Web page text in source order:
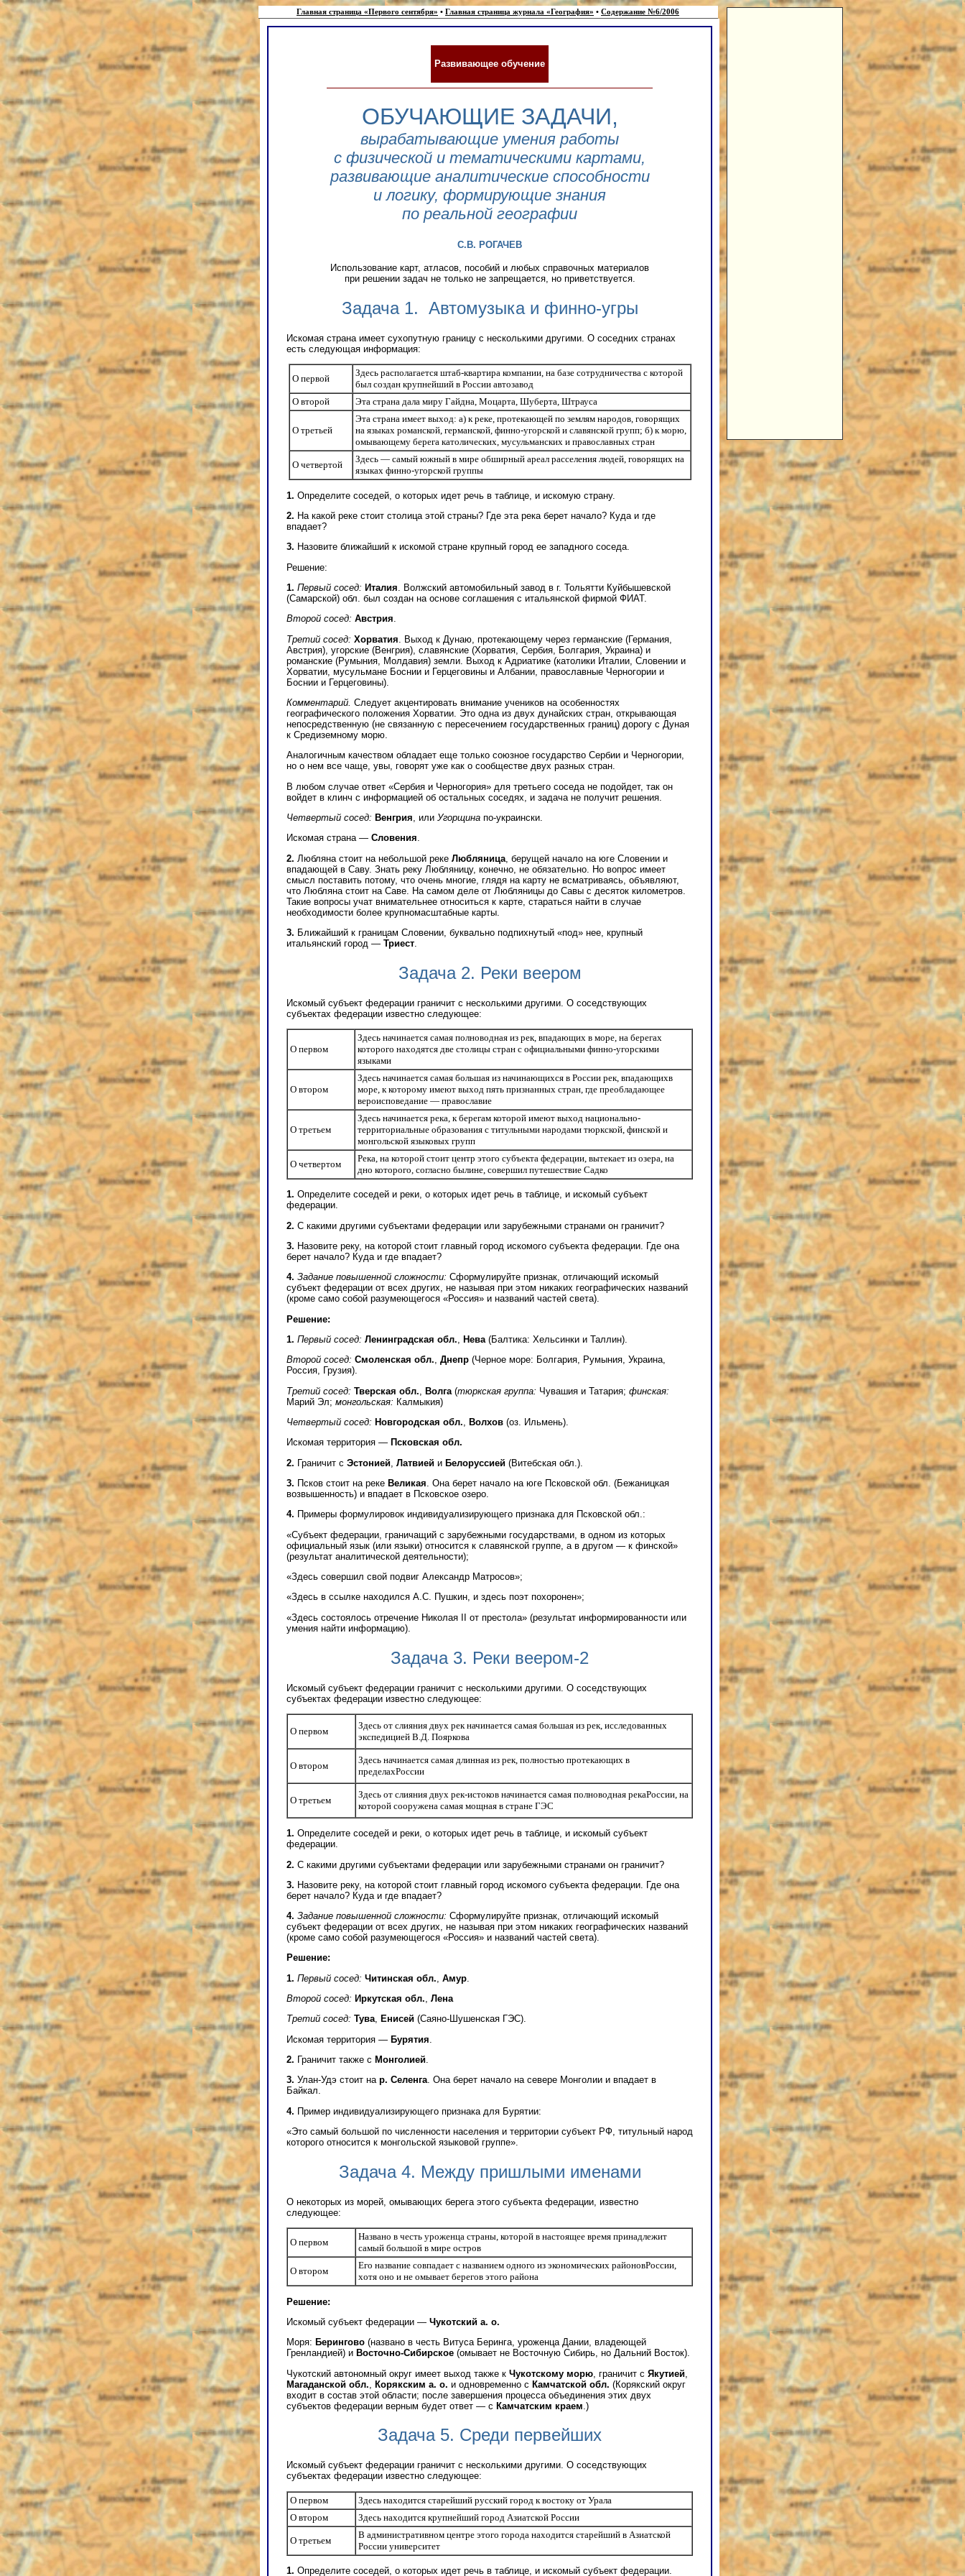
Главная страница «Первого сентября» • Главная страница журнала «География» • Содержание №6/2006
Развивающее обучение
ОБУЧАЮЩИЕ ЗАДАЧИ,
вырабатывающие умения работы
с физической и тематическими картами,
развивающие аналитические способности
и логику, формирующие знания
по реальной географии
С.В. РОГАЧЕВ
Использование карт, атласов, пособий и любых справочных материалов
при решении задач не только не запрещается, но приветствуется.
Задача 1. Автомузыка и финно-угры
Искомая страна имеет сухопутную границу с несколькими другими. О соседних странах
есть следующая информация:
О первой
Здесь располагается штаб-квартира компании, на базе сотрудничества с которой
был создан крупнейший в России автозавод
О второй
Эта страна дала миру Гайдна, Моцарта, Шуберта, Штрауса
О третьей
Эта страна имеет выход: а) к реке, протекающей по землям народов, говорящих
на языках романской, германской, финно-угорской и славянской групп; б) к морю,
омывающему берега католических, мусульманских и православных стран
О четвертой
Здесь — самый южный в мире обширный ареал расселения людей, говорящих на
языках финно-угорской группы
1. Определите соседей, о которых идет речь в таблице, и искомую страну.
2. На какой реке стоит столица этой страны? Где эта река берет начало? Куда и где
впадает?
3. Назовите ближайший к искомой стране крупный город ее западного соседа.
Решение:
1. Первый сосед: Италия. Волжский автомобильный завод в г. Тольятти Куйбышевской
(Самарской) обл. был создан на основе соглашения с итальянской фирмой ФИАТ.
Второй сосед: Австрия.
Третий сосед: Хорватия . Выход к Дунаю, протекающему через германские (Германия,
Австрия), угорские (Венгрия), славянские (Хорватия, Сербия, Болгария, Украина) и
романские (Румыния, Молдавия) земли. Выход к Адриатике (католики Италии, Словении и
Хорватии, мусульмане Боснии и Герцеговины и Албании, православные Черногории и
Боснии и Герцеговины).
Комментарий. Следует акцентировать внимание учеников на особенностях
географического положения Хорватии. Это одна из двух дунайских стран, открывающая
непосредственную (не связанную с пересечением государственных границ) дорогу с Дуная
к Средиземному морю.
Аналогичным качеством обладает еще только союзное государство Сербии и Черногории,
но о нем все чаще, увы, говорят уже как о сообществе двух разных стран.
В любом случае ответ «Сербия и Черногория» для третьего соседа не подойдет, так он
войдет в клинч с информацией об остальных соседях, и задача не получит решения.
Четвертый сосед: Венгрия, или Угорщина по-украински.
Искомая страна — Словения.
2. Любляна стоит на небольшой реке Любляница , берущей начало на юге Словении и
впадающей в Саву. Знать реку Любляницу, конечно, не обязательно. Но вопрос имеет
смысл поставить потому, что очень многие, глядя на карту не всматриваясь, объявляют,
что Любляна стоит на Саве. На самом деле от Любляницы до Савы с десяток километров.
Такие вопросы учат внимательнее относиться к карте, стараться найти в случае
необходимости более крупномасштабные карты.
3. Ближайший к границам Словении, буквально подпихнутый «под» нее, крупный
итальянский город — Триест
Задача 2. Реки веером
Искомый субъект федерации граничит с несколькими другими. О соседствующих
субъектах федерации известно следующее:
О первом
Здесь начинается самая полноводная из рек, впадающих в море, на берегах
которого находятся две столицы стран с официальными финно-угорскими
языками
О втором
Здесь начинается самая большая из начинающихся в России рек, впадающихв
море, к которому имеют выход пять признанных стран, где преобладающее
вероисповедание — православие
О третьем
Здесь начинается река, к берегам которой имеют выход национально-
территориальные образования с титульными народами тюркской, финской и
монгольской языковых групп
О четвертом
Река, на которой стоит центр этого субъекта федерации, вытекает из озера, на
дно которого, согласно былине, совершил путешествие Садко
1. Определите соседей и реки, о которых идет речь в таблице, и искомый субъект
федерации.
2. С какими другими субъектами федерации или зарубежными странами он граничит?
3. Назовите реку, на которой стоит главный город искомого субъекта федерации. Где она
берет начало? Куда и где впадает?
4. Задание повышенной сложности: Сформулируйте признак, отличающий искомый
субъект федерации от всех других, не называя при этом никаких географических названий
(кроме само собой разумеющегося «Россия» и названий частей света).
Решение:
1. Первый сосед: Ленинградская обл., Нева(Балтика: Хельсинки и Таллин).
Второй сосед: Смоленская обл., Днепр (Черное море: Болгария, Румыния, Украина,
Россия, Грузия).
Третий сосед: Тверская обл. Волга (тюркская группа: Чувашия и Татария; финская:
Марий Эл; монгольская: Калмыкия)
Четвертый сосед: Новгородская обл., Волхов (оз. Ильмень).
Искомая территория — Псковская обл.
2. Граничит с Эстонией Латвией и Белоруссией (Витебская обл.).
3. Псков стоит на реке Великая. Она берет начало на юге Псковской обл. (Бежаницкая
возвышенность) и впадает в Псковское озеро.
4. Примеры формулировок индивидуализирующего признака для Псковской обл.:
«Субъект федерации, граничащий с зарубежными государствами, в одном из которых
официальный язык (или языки) относится к славянской группе, а в другом — к финской»
(результат аналитической деятельности);
«Здесь совершил свой подвиг Александр Матросов»;
«Здесь в ссылке находился А.С. Пушкин, и здесь поэт похоронен»;
«Здесь состоялось отречение Николая II от престола» (результат информированности или
умения найти информацию).
Задача 3. Реки веером-2
Искомый субъект федерации граничит с несколькими другими. О соседствующих
субъектах федерации известно следующее:
О первом
Здесь от слияния двух рек начинается самая большая из рек, исследованных
экспедицией В.Д. Пояркова
О втором
Здесь начинается самая длинная из рек, полностью протекающих в
пределахРоссии
О третьем
Здесь от слияния двух рек-истоков начинается самая полноводная рекаРоссии, на
которой сооружена самая мощная в стране ГЭС
1. Определите соседей и реки, о которых идет речь в таблице, и искомый субъект
федерации.
2. С какими другими субъектами федерации или зарубежными странами он граничит?
3. Назовите реку, на которой стоит главный город искомого субъекта федерации. Где она
берет начало? Куда и где впадает?
4. Задание повышенной сложности: Сформулируйте признак, отличающий искомый
субъект федерации от всех других, не называя при этом никаких географических названий
(кроме само собой разумеющегося «Россия» и названий частей света).
Решение:
1. Первый сосед: Читинская обл. Амур
Второй сосед: Иркутская обл., Лена
Третий сосед: Тува, Енисей (Саяно-Шушенская ГЭС).
Искомая территория — Бурятия
2. Граничит также с Монголией.
3. Улан-Удэ стоит на р. Селенга. Она берет начало на севере Монголии и впадает в
Байкал.
4. Пример индивидуализирующего признака для Бурятии:
«Это самый большой по численности населения и территории субъект РФ, титульный народ
которого относится к монгольской языковой группе».
Задача 4. Между пришлыми именами
О некоторых из морей, омывающих берега этого субъекта федерации, известно
следующее:
О первом
Названо в честь уроженца страны, которой в настоящее время принадлежит
самый большой в мире остров
О втором
Его название совпадает с названием одного из экономических районовРоссии,
хотя оно и не омывает берегов этого района
Решение:
Искомый субъект федерации — Чукотский а. о.
Моря: Берингово (названо в честь Витуса Беринга, уроженца Дании, владеющей
Гренландией) и Восточно-Сибирское (омывает не Восточную Сибирь, но Дальний Восток).
Чукотский автономный округ имеет выход также к Чукотскому морю , граничит с Якутией
Магаданской обл. Корякским а. о. и одновременно с Камчатской обл. (Корякский округ
входит в состав этой области; после завершения процесса объединения этих двух
субъектов федерации верным будет ответ — с Камчатским краем .)
Задача 5. Среди первейших
Искомый субъект федерации граничит с несколькими другими. О соседствующих
субъектах федерации известно следующее:
О первом
Здесь находится старейший русский город к востоку от Урала
О втором
Здесь находится крупнейший город Азиатской России
О третьем
В административном центре этого города находится старейший в Азиатской
России университет
1. Определите соседей, о которых идет речь в таблице, и искомый субъект федерации.